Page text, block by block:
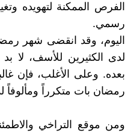
الفرص الممكنة لتهويده
رسمي.
اليوم، وقد انقضى شهر
لدى الكثيرين للأسف،
بعده. وعلى الأغلب، فإن
رمضان بات متكرراً ومألوفاً
ومن موقع التراخي